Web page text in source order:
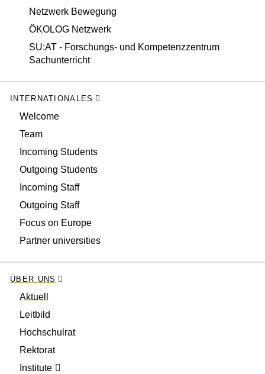
Netzwerk Bewegung
ÖKOLOG Netzwerk
SU:AT - Forschungs- und Kompetenzzentrum
Sachunterricht
INTERNATIONALES
Welcome
Team
Incoming Students
Outgoing Students
Incoming Staff
Outgoing Staff
Focus on Europe
Partner universities
ÜBER UNS
Aktuell
Leitbild
Hochschulrat
Rektorat
Institute